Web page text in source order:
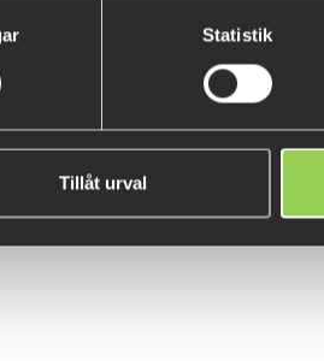
Statistik
Tillåt urval